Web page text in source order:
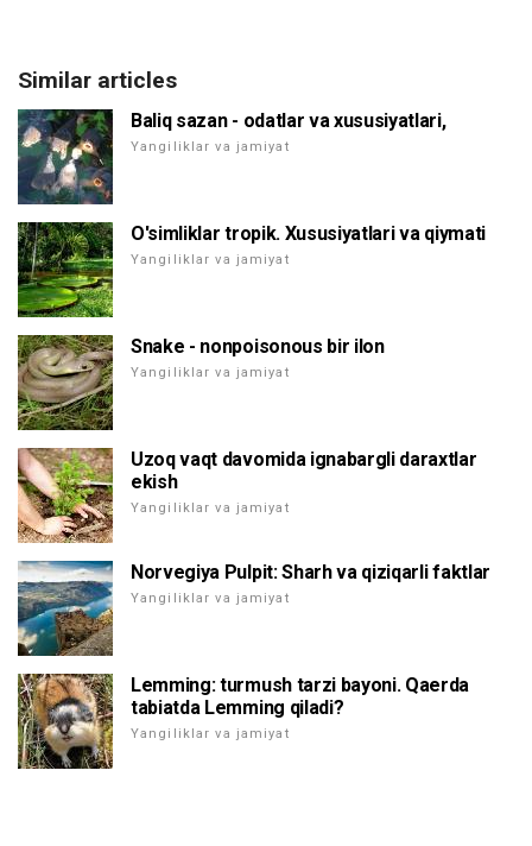
Similar articles
Baliq sazan - odatlar va xususiyatlari,
Yangiliklar va jamiyat
O'simliklar tropik. Xususiyatlari va qiymati
Yangiliklar va jamiyat
Snake - nonpoisonous bir ilon
Yangiliklar va jamiyat
Uzoq vaqt davomida ignabargli daraxtlar
ekish
Yangiliklar va jamiyat
Norvegiya Pulpit: Sharh va qiziqarli faktlar
Yangiliklar va jamiyat
Lemming: turmush tarzi bayoni. Qaerda
tabiatda Lemming qiladi?
Yangiliklar va jamiyat